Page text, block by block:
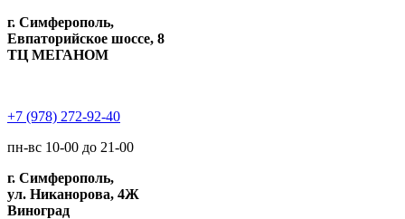
г. Симферополь,
Евпаторийское шоссе, 8
ТЦ МЕГАНОМ
+7 (978) 272-92-40
пн-вс 10-00 до 21-00
г. Симферополь,
ул. Никанорова, 4Ж
Виноград